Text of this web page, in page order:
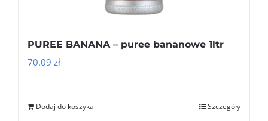
PUREE BANANA – puree bananowe 1ltr
70.09 zł
Dodaj do koszyka Szczegóły